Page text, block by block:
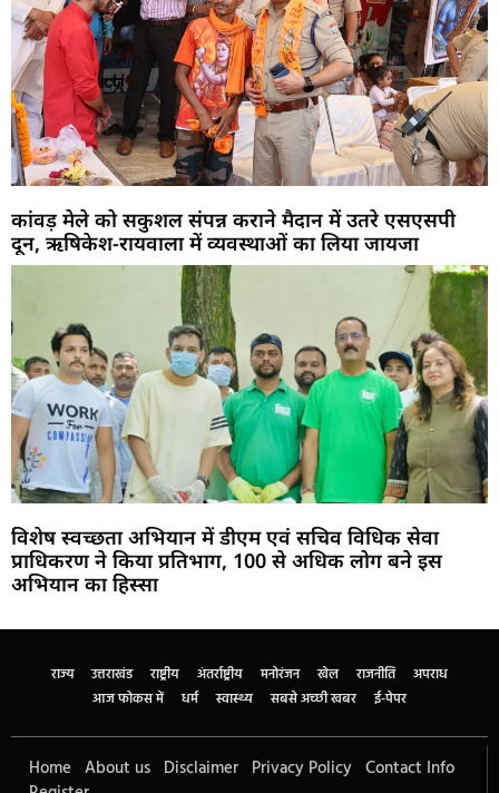
कांवड़ मेले को सकुशल संपन्न कराने मैदान में उतरे एसएसपी
दून, ऋषिकेश-रायवाला में व्यवस्थाओं का लिया जायजा
विशेष स्वच्छता अभियान में डीएम एवं सचिव विधिक सेवा
प्राधिकरण ने किया प्रतिभाग, 100 से अधिक लोग बने इस
अभियान का हिस्सा
राज्य उत्तराखंड राष्ट्रीय अंतर्राष्ट्रीय मनोरंजन खेल राजनीति
अपराध
आज फोकस में
धर्म स्वास्थ्य सबसे अच्छी खबर ई-पेपर
Home About us Disclaimer Privacy Policy Contact Info